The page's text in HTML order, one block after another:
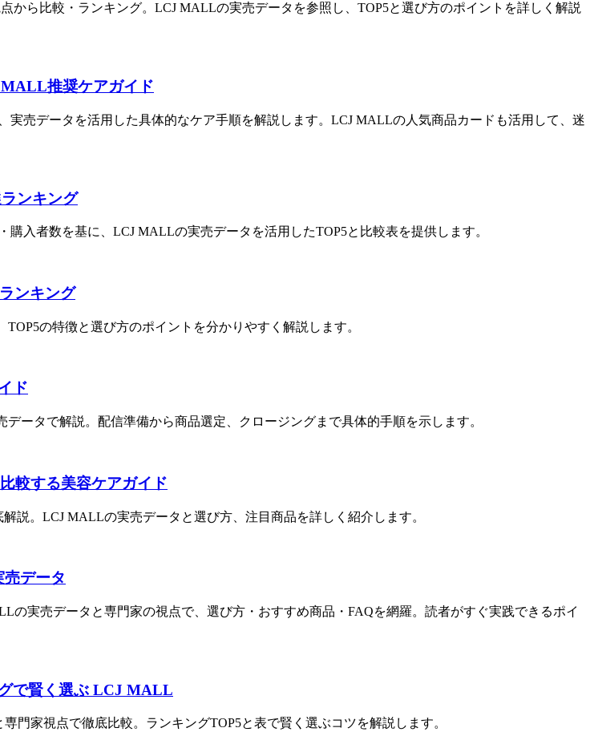
から比較・ランキング。LCJ MALLの実売データを参照し、TOP5と選び方のポイントを詳しく解説
推奨ケアガイド
売データを活用した具体的なケア手順を解説します。LCJ MALLの人気商品カードも活用して、迷
ンキング
入者数を基に、LCJ MALLの実売データを活用したTOP5と比較表を提供します。
ンキング
の特徴と選び方のポイントを分かりやすく解説します。
ド
ータで解説。配信準備から商品選定、クロージングまで具体的手順を示します。
較する美容ケアガイド
説。LCJ MALLの実売データと選び方、注目商品を詳しく紹介します。
データ
の実売データと専門家の視点で、選び方・おすすめ商品・FAQを網羅。読者がすぐ実践できるポイ
で賢く選ぶ LCJ MALL
門家視点で徹底比較。ランキングTOP5と表で賢く選ぶコツを解説します。